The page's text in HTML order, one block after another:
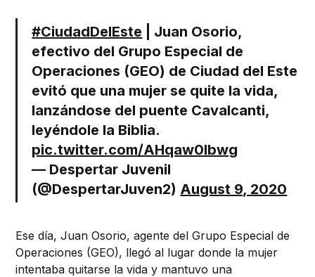
#CiudadDelEste | Juan Osorio,
efectivo del Grupo Especial de
Operaciones (GEO) de Ciudad del Este
evitó que una mujer se quite la vida,
lanzándose del puente Cavalcanti,
leyéndole la Biblia.
pic.twitter.com/AHqaw0lbwg
— Despertar Juvenil
(@DespertarJuven2) August 9, 2020
Ese día, Juan Osorio, agente del Grupo Especial de
Operaciones (GEO), llegó al lugar donde la mujer
intentaba quitarse la vida y mantuvo una